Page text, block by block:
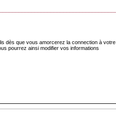
dès que vous amorcerez la connection à votre
pourrez ainsi modifier vos informations